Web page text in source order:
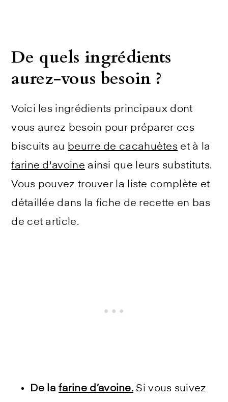
De quels ingrédients
aurez-vous besoin ?
Voici les ingrédients principaux dont
vous aurez besoin pour préparer ces
biscuits au beurre de cacahuètes et à la
farine d'avoine ainsi que leurs substituts.
Vous pouvez trouver la liste complète et
détaillée dans la fiche de recette en bas
de cet article.
De lafarine d’avoine. Si vous suivez